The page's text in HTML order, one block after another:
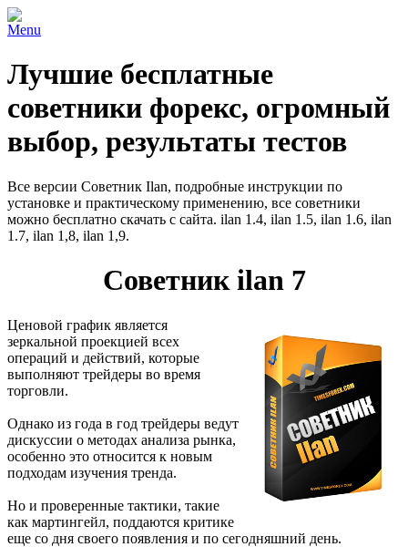
Menu
Лучшие бесплатные
советники форекс, огромный
выбор, результаты тестов
Все версии Советник Ilan, подробные инструкции по
установке и практическому применению, все советники
можно бесплатно скачать с сайта. ilan 1.4, ilan 1.5, ilan 1.6, ilan
1.7, ilan 1,8, ilan 1,9.
Советник ilan 7
Ценовой график является
зеркальной проекцией всех
операций и действий, которые
выполняют трейдеры во время
торговли.
Однако из года в год трейдеры ведут
дискуссии о методах анализа рынка,
особенно это относится к новым
подходам изучения тренда.
Но и проверенные тактики, такие
как мартингейл, поддаются критике
еще со дня своего появления и по сегодняшний день.